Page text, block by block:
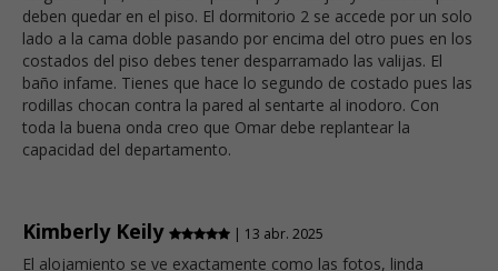
deben quedar en el piso. El dormitorio 2 se accede por un solo
lado a la cama doble pasando por encima del otro pues en los
costados del piso debes tener desparramado las valijas. El
baño infame. Tienes que hace lo segundo de costado pues las
rodillas chocan contra la pared al sentarte al inodoro. Con
toda la buena onda creo que Omar debe replantear la
capacidad del departamento.
Kimberly Keily | 13 abr. 2025
El alojamiento se ve exactamente como las fotos, linda